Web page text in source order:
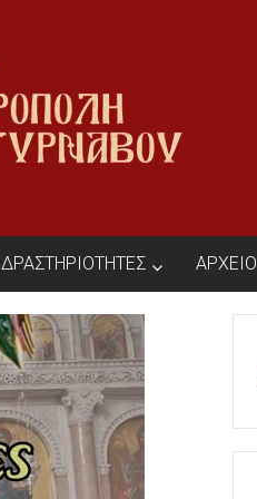
ΔΡΑΣΤΗΡΙΟΤΗΤΕΣ ΑΡΧΕΙΟ